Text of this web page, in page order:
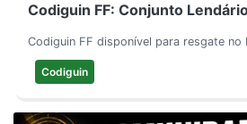
Codiguin FF: Conjunto
Codiguin FF disponível para resgate no
Codiguin